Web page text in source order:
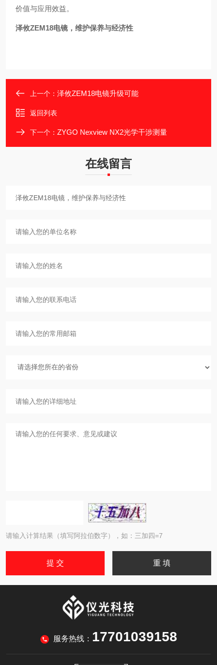
价值与应用效益。
泽攸ZEM18电镜，维护保养与经济性
上一个： 泽攸ZEM18电镜升级可能
返回列表
下一个： ZYGO Nexview NX2光学干涉测量
在线留言
请输入计算结果（填写阿拉伯数字），如：三加四=7
服务热线： 17701039158